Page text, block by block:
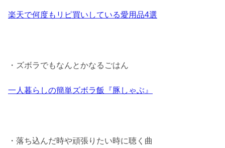
楽天で何度もリピ買いしている愛用品4選
・ズボラでもなんとかなるごはん
一人暮らしの簡単ズボラ飯『豚しゃぶ』
・落ち込んだ時や頑張りたい時に聴く曲